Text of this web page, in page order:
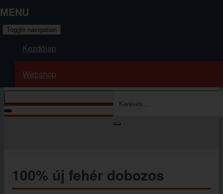
MENU
Toggle navigation
Kezdőlap
Webshop
Ön itt van:
100% új fehér dobozos